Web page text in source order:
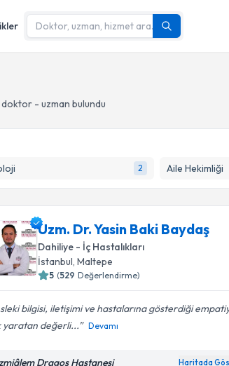
- uzman bulundu
2 Aile Hekimliği
Uzm. Dr. Yasin Baki Baydaş
Dahiliye - İç Hastalıkları
İstanbul, Maltepe
5 (529 Değerlendirme)
bilgisi, iletişimi ve hastalarına gösterdiği
yaratan değerli...
Devamı
Dragos Hastanesi Haritada